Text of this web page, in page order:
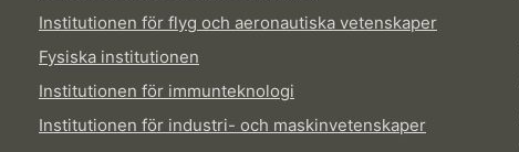
Institutionen för flyg och aeronautiska vetenskaper
Fysiska institutionen
Institutionen för immunteknologi
Institutionen för industri- och maskinvetenskaper